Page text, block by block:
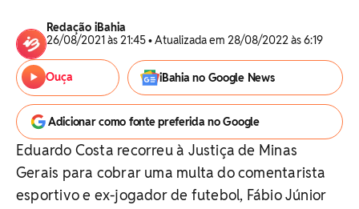
Redação iBahia
26/08/2021 às 21:45 • Atualizada em 28/08/2022 às 6:19
Ouça iBahia no Google News
Adicionar como fonte preferida no Google
Eduardo Costa recorreu à Justiça de Minas
Gerais para cobrar uma multa do comentarista
esportivo e ex-jogador de futebol, Fábio Júnior